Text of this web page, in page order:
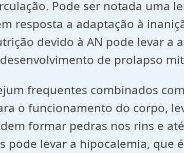
Pode ser notada uma
resposta a adaptação à
devido à AN pode levar
de prolapso
frequentes combinados
o funcionamento do corpo,
formar pedras nos rins e
pode levar a hipocalemia,